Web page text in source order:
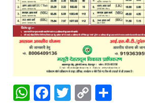
WhatsApp
Facebook
Twitter
CopyShare